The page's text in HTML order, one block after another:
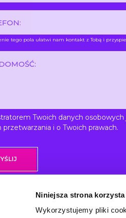
Niniejsza strona
Wykorzystujemy pliki
tego pola ułatwi nam kontakt z Tobą i
Twoich danych osobowych
przetwarzania i o Twoich prawach.